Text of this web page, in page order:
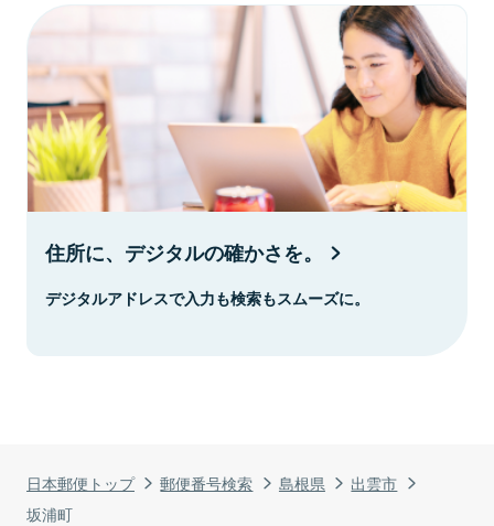
日本郵便トップ 郵便番号検索 島根県
出雲市
坂浦町
住所に、デジタルの確かさを。
デジタルアドレスで入力も検索もスムーズに。